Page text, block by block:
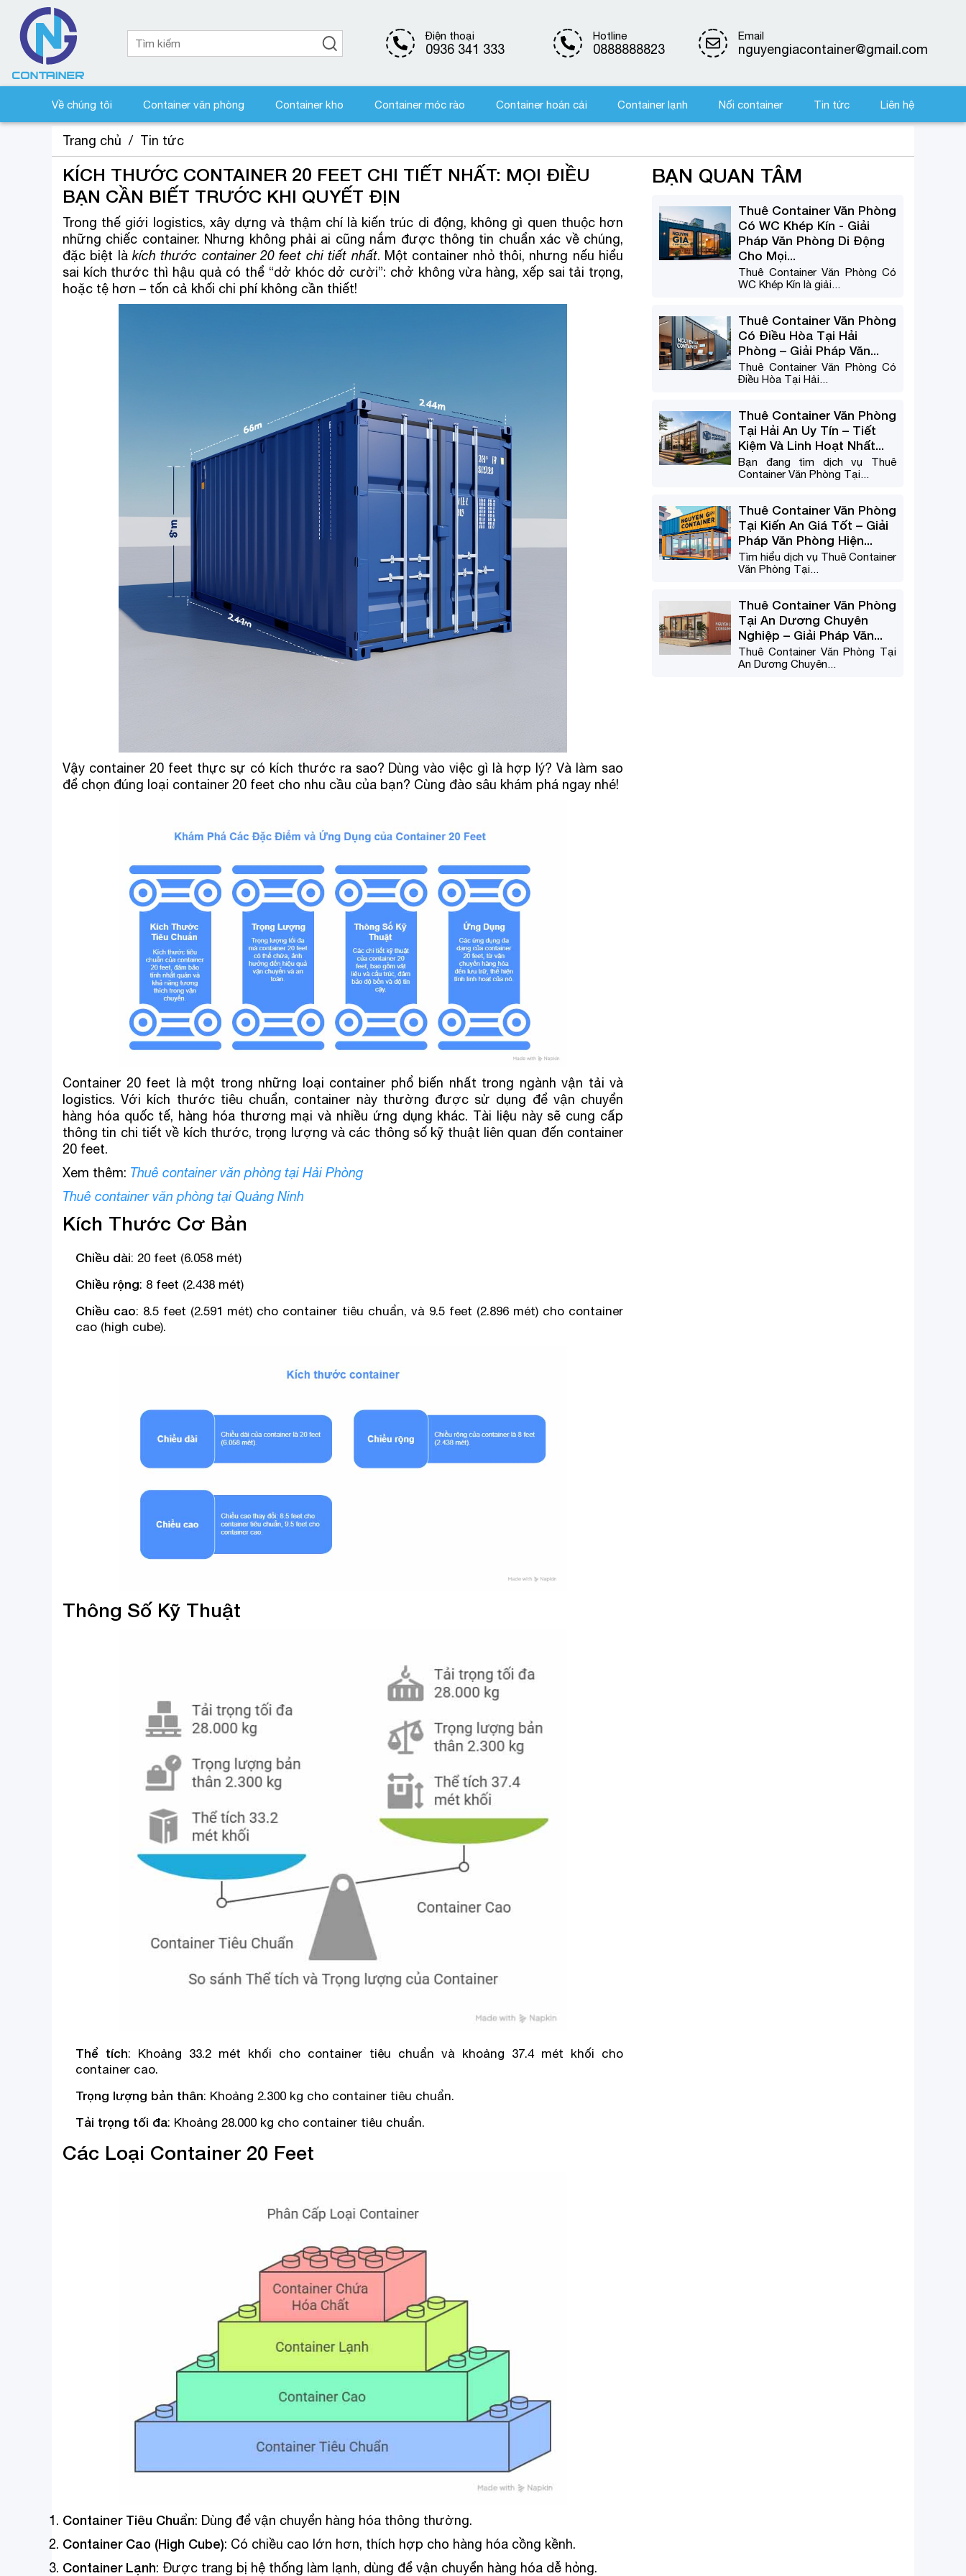
Điện thoại
0936 341 333
Hotline
0888888823
Email
nguyengiacontainer@gmail.com
Về chúng tôi Container văn phòng Container kho Container móc rào Container hoán cải Container lạnh Nối container Tin tức Liên hệ
Trang chủ / Tin tức
KÍCH THƯỚC CONTAINER 20 FEET CHI TIẾT NHẤT: MỌI ĐIỀU
BẠN CẦN BIẾT TRƯỚC KHI QUYẾT ĐỊN
Trong thế giới logistics, xây dựng và thậm chí là kiến trúc di động, không gì quen thuộc hơn
những chiếc container. Nhưng không phải ai cũng nắm được thông tin chuẩn xác về chúng,
đặc biệt làkích thước container 20 feet chi tiết nhất. Một container nhỏ thôi, nhưng nếu hiểu
sai kích thước thì hậu quả có thể “dở khóc dở cười”: chở không vừa hàng, xếp sai tải trọng,
hoặc tệ hơn – tốn cả khối chi phí không cần thiết!
Vậy container 20 feet thực sự có kích thước ra sao? Dùng vào việc gì là hợp lý? Và làm sao
để chọn đúng loại container 20 feet cho nhu cầu của bạn? Cùng đào sâu khám phá ngay nhé!
Container 20 feet là một trong những loại container phổ biến nhất trong ngành vận tải và
logistics. Với kích thước tiêu chuẩn, container này thường được sử dụng để vận chuyển
hàng hóa quốc tế, hàng hóa thương mại và nhiều ứng dụng khác. Tài liệu này sẽ cung cấp
thông tin chi tiết về kích thước, trọng lượng và các thông số kỹ thuật liên quan đến container
20 feet.
Xem thêm: Thuê container văn phòng tại Hải Phòng
Thuê container văn phòng tại Quảng Ninh
Kích Thước Cơ Bản
Chiều dài: 20 feet (6.058 mét)
Chiều rộng: 8 feet (2.438 mét)
Chiều cao: 8.5 feet (2.591 mét) cho container tiêu chuẩn, và 9.5 feet (2.896 mét) cho container
cao (high cube).
Thông Số Kỹ Thuật
Thể tích: Khoảng 33.2 mét khối cho container tiêu chuẩn và khoảng 37.4 mét khối cho
container cao.
Trọng lượng bản thân: Khoảng 2.300 kg cho container tiêu chuẩn.
Tải trọng tối đa: Khoảng 28.000 kg cho container tiêu chuẩn.
Các Loại Container 20 Feet
Container Tiêu Chuẩn: Dùng để vận chuyển hàng hóa thông thường.
Container Cao (High Cube): Có chiều cao lớn hơn, thích hợp cho hàng hóa cồng kềnh.
Container Lạnh: Được trang bị hệ thống làm lạnh, dùng để vận chuyển hàng hóa dễ hỏng.
BẠN QUAN TÂM
Thuê Container Văn Phòng
Có WC Khép Kín - Giải
Pháp Văn Phòng Di Động
Cho Mọi...
Thuê Container Văn Phòng Có
WC Khép Kín là giải...
Thuê Container Văn Phòng
Có Điều Hòa Tại Hải
Phòng – Giải Pháp Văn...
Thuê Container Văn Phòng Có
Điều Hòa Tại Hải...
Thuê Container Văn Phòng
Tại Hải An Uy Tín – Tiết
Kiệm Và Linh Hoạt Nhất...
Bạn đang tìm dịch vụ Thuê
Container Văn Phòng Tại...
Thuê Container Văn Phòng
Tại Kiến An Giá Tốt – Giải
Pháp Văn Phòng Hiện...
Tìm hiểu dịch vụ Thuê Container
Văn Phòng Tại...
Thuê Container Văn Phòng
Tại An Dương Chuyên
Nghiệp – Giải Pháp Văn...
Thuê Container Văn Phòng Tại
An Dương Chuyên...